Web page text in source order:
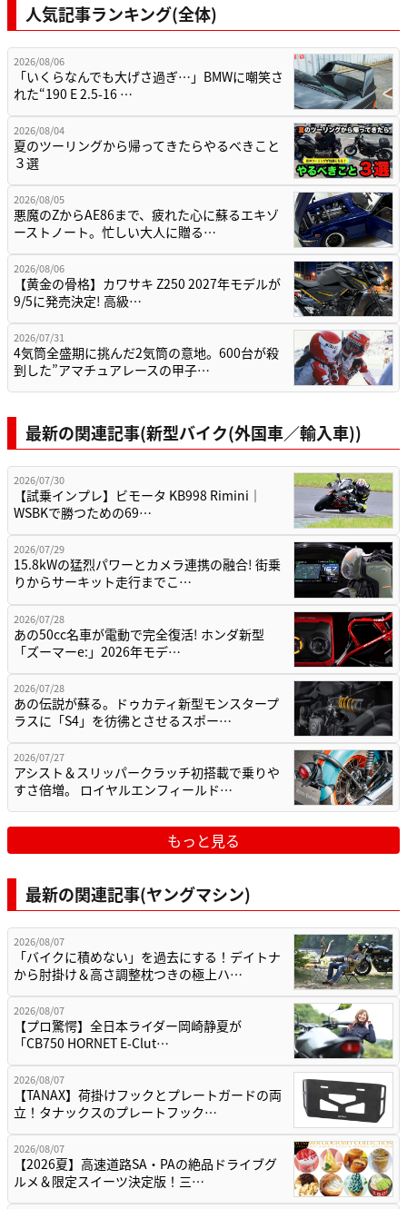
人気記事ランキング(全体)
2026/08/06
「いくらなんでも大げさ過ぎ…」BMWに嘲笑さ
れた“190 E 2.5-16 …
2026/08/04
夏のツーリングから帰ってきたらやるべきこと
３選
2026/08/05
悪魔のZからAE86まで、疲れた心に蘇るエキゾ
ーストノート。忙しい大人に贈る…
2026/08/06
【黄金の骨格】カワサキ Z250 2027年モデルが
9/5に発売決定! 高級…
2026/07/31
4気筒全盛期に挑んだ2気筒の意地。600台が殺
到した”アマチュアレースの甲子…
最新の関連記事(新型バイク(外国車／輸入車))
2026/07/30
【試乗インプレ】ビモータ KB998 Rimini｜
WSBKで勝つための69…
2026/07/29
15.8kWの猛烈パワーとカメラ連携の融合! 街乗
りからサーキット走行までこ…
2026/07/28
あの50cc名車が電動で完全復活! ホンダ新型
「ズーマーe:」2026年モデ…
2026/07/28
あの伝説が蘇る。ドゥカティ新型モンスタープ
ラスに「S4」を彷彿とさせるスポー…
2026/07/27
アシスト＆スリッパークラッチ初搭載で乗りや
すさ倍増。 ロイヤルエンフィールド…
もっと見る
最新の関連記事(ヤングマシン)
2026/08/07
「バイクに積めない」を過去にする！デイトナ
から肘掛け＆高さ調整枕つきの極上ハ…
2026/08/07
【プロ驚愕】全日本ライダー岡崎静夏が
「CB750 HORNET E-Clut…
2026/08/07
【TANAX】荷掛けフックとプレートガードの両
立！タナックスのプレートフック…
2026/08/07
【2026夏】高速道路SA・PAの絶品ドライブグ
ルメ＆限定スイーツ決定版！三…